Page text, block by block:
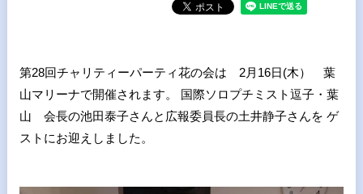
第28回チャリティーパーティ花の会は 2月16日(木） 葉
山マリーナで開催されます。 国際ソロプチミスト逗子・葉
山 会長の池田泰子さんと広報委員長の土井静子さんを ゲ
ストにお迎えしました。